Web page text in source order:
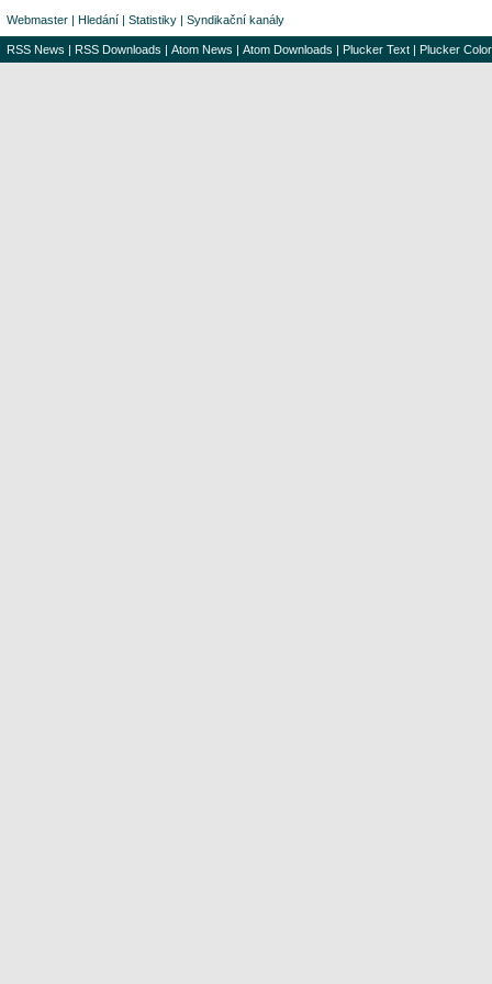
Webmaster | Hledání | Statistiky | Syndikační kanály
RSS News | RSS Downloads | Atom News | Atom Downloads | Plucker Text | Plucker Color